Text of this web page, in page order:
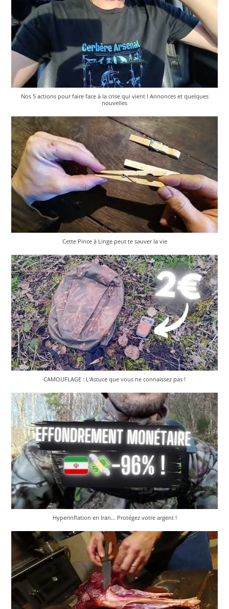
Nos 5 actions pour faire face à la crise qui vient ! Annonces et quelques
nouvelles
Cette Pince à Linge peut te sauver la vie
CAMOUFLAGE : L'Astuce que vous ne connaissez pas !
Hyperinflation en Iran... Protégez votre argent !